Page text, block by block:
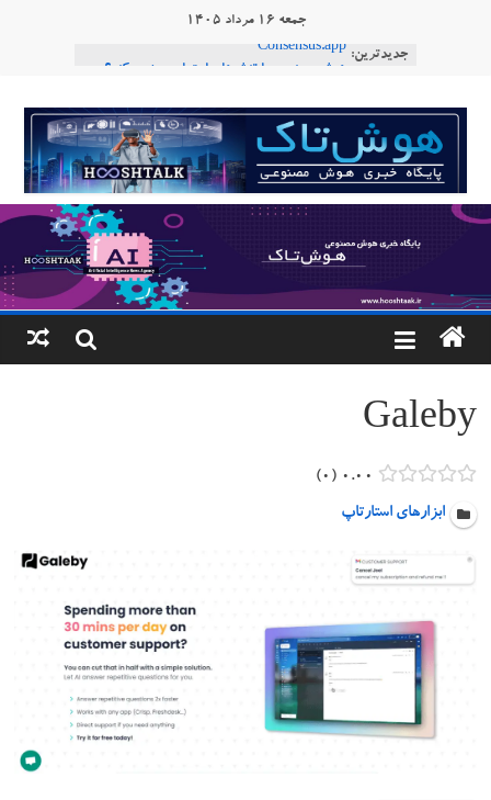
جمعه ۱۶ مرداد ۱۴۰۵
جدیدترین:
Consensus.app
طبیعی فارسی
ربات «Aru» محصول شرکت فرانسوی Nio
Robotics
ربات T‑800
هوشتاک
پایگاه
خبری
هوش
مصنوعی
www.hooshtaak.ir
Galeby
۰.۰۰ ۰
ابزارهای استارتاپ